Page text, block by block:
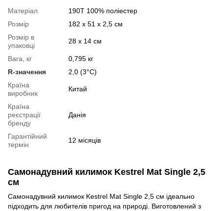
Матеріал
190T 100% поліестер
Розмір
182 x 51 x 2,5 см
Розмір в
упаковці
28 х 14 см
Вага, кг
0,795 кг
R-значення
2,0 (3°C)
Країна
виробник
Китай
Країна
реєстрації
бренду
Данія
Гарантійний
термін
12 місяців
Самонадувний килимок Kestrel Mat Single 2,5
см
Самонадувний килимок Kestrel Mat Single 2,5 см ідеально
підходить для любителів пригод на природі. Виготовлений з